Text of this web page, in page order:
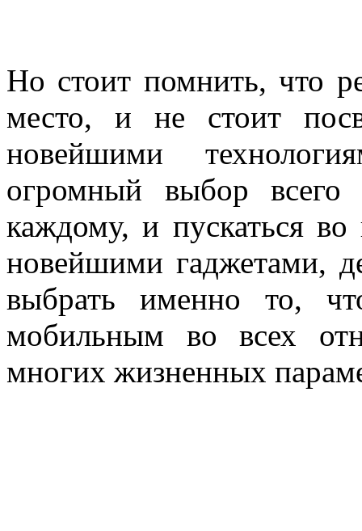
Но стоит помнить, что
место, и не стоит
новейшими
огромный выбор всего
каждому, и пускаться
новейшими гаджетами,
выбрать именно то,
мобильным во всех
многих жизненных